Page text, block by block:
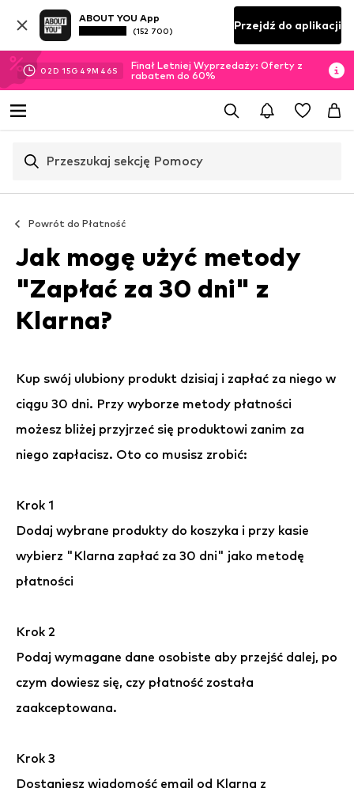
ABOUT YOU App
(152 700) Przejdź do aplikacji
02D 15G 49M 45S
Finał Letniej Wyprzedaży: Oferty z
rabatem do 60%
Przeszukaj sekcję Pomocy
Powrót do Płatność
Jak mogę użyć metody
"Zapłać za 30 dni" z
Klarna?
Kup swój ulubiony produkt dzisiaj i zapłać za niego w
ciągu 30 dni. Przy wyborze metody płatności
możesz bliżej przyjrzeć się produktowi zanim za
niego zapłacisz. Oto co musisz zrobić:
Krok 1
Dodaj wybrane produkty do koszyka i przy kasie
wybierz "Klarna zapłać za 30 dni" jako metodę
płatności
Krok 2
Podaj wymagane dane osobiste aby przejść dalej, po
czym dowiesz się, czy płatność została
zaakceptowana.
Krok 3
Dostaniesz wiadomość email od Klarna z